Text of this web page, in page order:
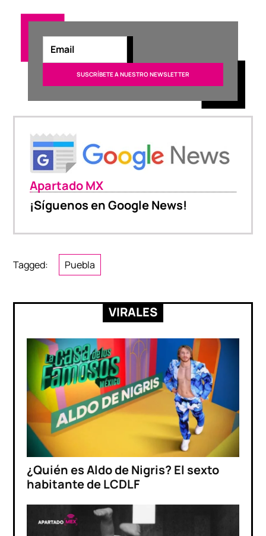
Apartado MX
¡Síguenos en Google News!
Tagged: Puebla
VIRALES
¿Quién es Aldo de Nigris? El sexto
habitante de LCDLF